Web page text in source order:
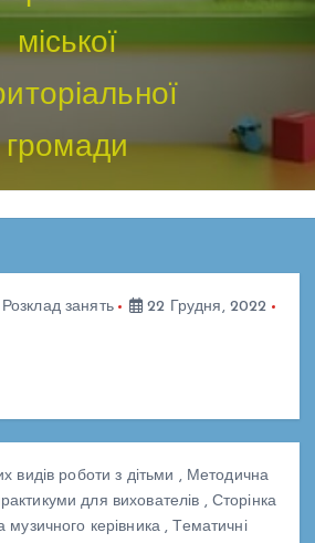
міської
громади
Розклад занять
22 Грудня, 2022
видів роботи з дітьми , Методична
для вихователів , Сторінка
музичного керівника, Тематичні